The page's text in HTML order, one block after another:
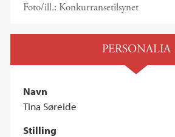
Foto/ill.: Konkurransetilsynet
PERSONALIA
Navn
Tina Søreide
Stilling